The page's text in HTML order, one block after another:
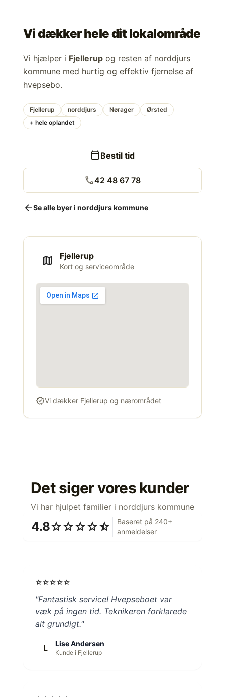
Vi dækker hele dit lokalområde
Vi hjælper i Fjellerup og resten af norddjurs
kommune med hurtig og effektiv fjernelse af
hvepsebo.
Fjellerup norddjurs Nørager
Ørsted
+ hele oplandet
calendar_today Bestil tid
call42 48 67 78
arrow_backSe alle byer i norddjurs kommune
map Fjellerup
Kort og serviceområde
verifiedVi dækker Fjellerup og nærområdet
Det siger vores kunder
Vi har hjulpet familier i norddjurs kommune
4.8starstarstarstarstar_half
Baseret på 240+
anmeldelser
starstarstarstarstar
"Fantastisk service! Hvepseboet var
væk på ingen tid. Teknikeren forklarede
alt grundigt."
L Lise Andersen
Kunde i Fjellerup